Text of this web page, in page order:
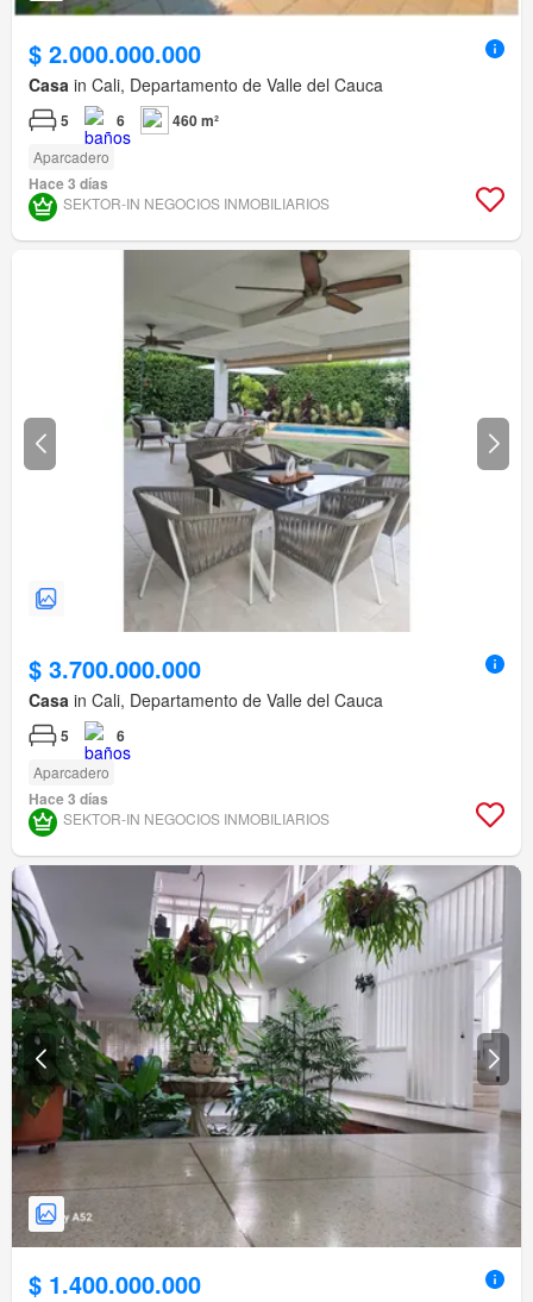
$ 2.000.000.000
Casa in Cali, Departamento de Valle del Cauca
5 6 460 m²
Aparcadero
Hace 3 días
SEKTOR-IN NEGOCIOS INMOBILIARIOS
$ 3.700.000.000
Casa in Cali, Departamento de Valle del Cauca
5 6
Aparcadero
Hace 3 días
SEKTOR-IN NEGOCIOS INMOBILIARIOS
$ 1.400.000.000